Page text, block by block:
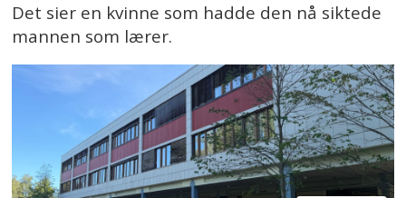
Det sier en kvinne som hadde den nå siktede
mannen som lærer.